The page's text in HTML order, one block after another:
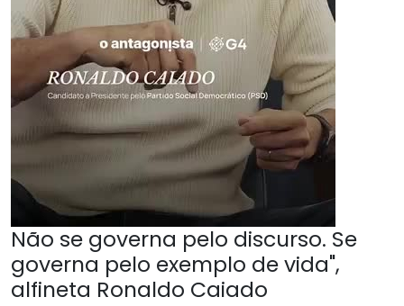
Não se governa pelo discurso. Se
governa pelo exemplo de vida",
alfineta Ronaldo Caiado